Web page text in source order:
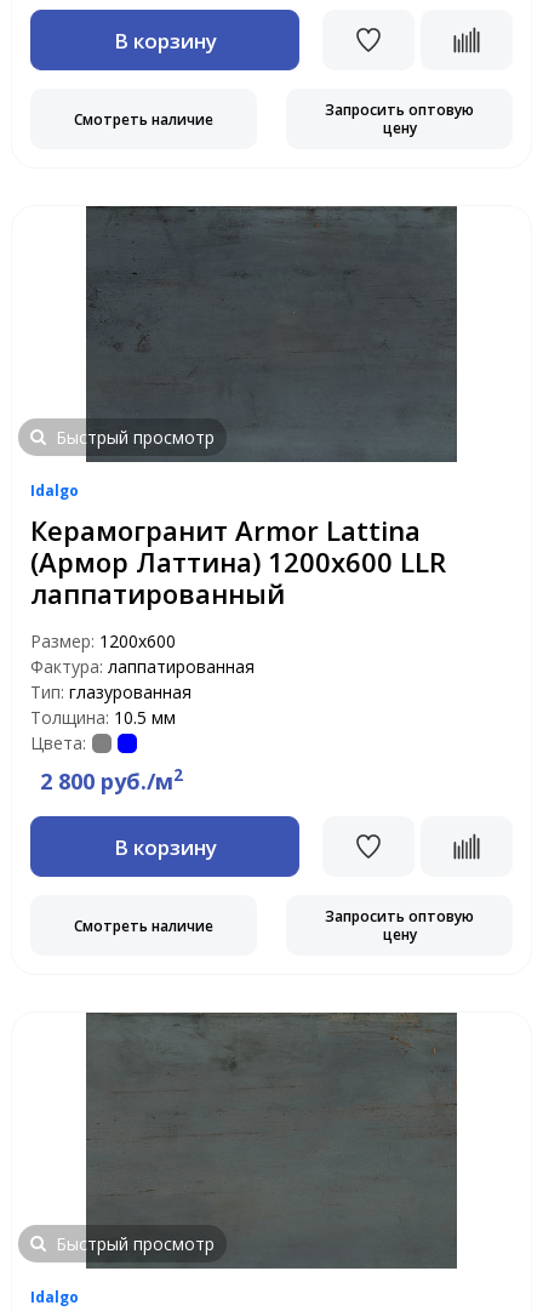
В корзину
Смотреть наличие
Запросить оптовую
цену
Быстрый просмотр
Idalgo
Керамогранит Armor Lattina
(Армор Латтина) 1200х600 LLR
лаппатированный
Размер: 1200х600
Фактура: лаппатированная
Тип: глазурованная
Толщина: 10.5 мм
Цвета:
2 800 руб./м2
В корзину
Смотреть наличие
Запросить оптовую
цену
Быстрый просмотр
Idalgo